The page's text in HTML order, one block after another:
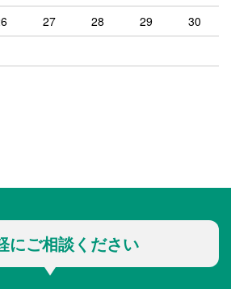
27 28 29
30
にご相談ください